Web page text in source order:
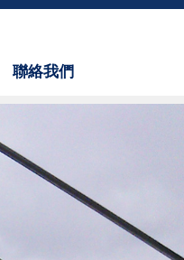
聯絡我們